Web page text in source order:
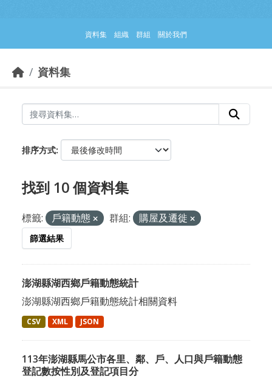
資料集 組織 群組 關於我們
資料集
排序方式
找到 10 個資料集
標籤: 戶籍動態 群組: 購屋及遷徙
篩選結果
澎湖縣湖西鄉戶籍動態統計
澎湖縣湖西鄉戶籍動態統計相關資料
CSV XML JSON
113年澎湖縣馬公市各里、鄰、戶、人口與戶籍動態
登記數按性別及登記項目分